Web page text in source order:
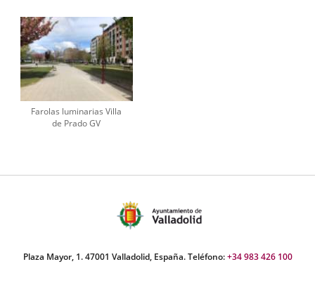
Farolas luminarias Villa
de Prado GV
Plaza Mayor, 1. 47001 Valladolid, España. Teléfono:+34 983 426 100